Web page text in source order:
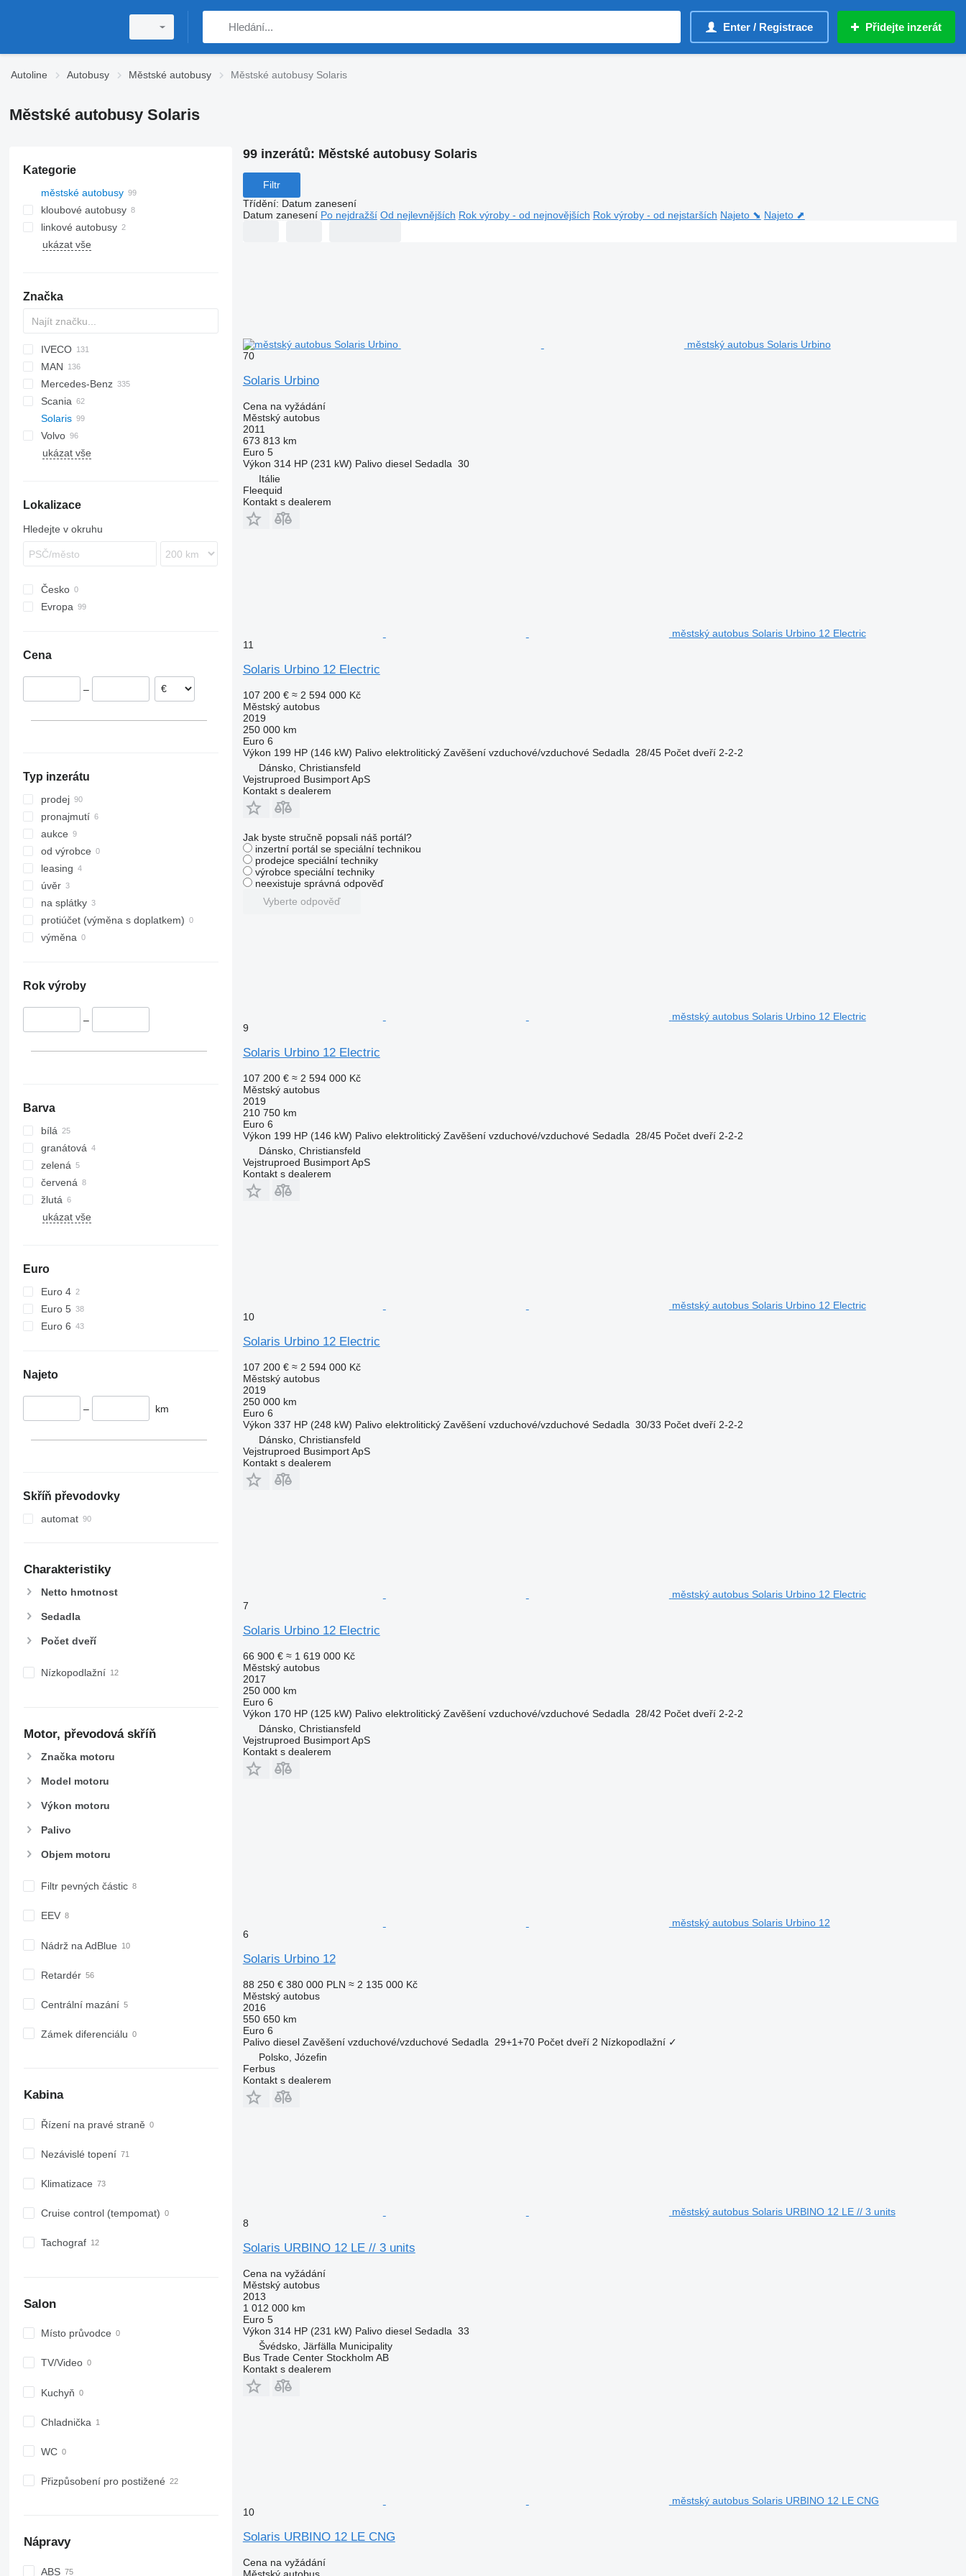
Enter / Registrace Přidejte inzerát
Autoline Autobusy Městské autobusy Městské autobusy Solaris
Městské autobusy Solaris
Kategorie
městské autobusy
kloubové autobusy
linkové autobusy
ukázat vše
Značka
Probus
IVECO
Crossway
Daily
Mobi
Wing
Ares
Citelis
Crossway
Recreo
I-series
Erga
Novo
XMQ
MAN
A-series
LE
Lion's series
NL series
TGE
203
206
Mercedes-Benz
Citaro
Conecto
Integro
Intouro
S-Class
Civilian
Navigo
Vectio
Master
Scania
Interlink
K-series
Vest
S-series
Solaris
Alpino
Urbino
MD
Tourmalin
Coaster
Ambassador
Ambassador
A-series
Crafter
Volvo
7700
8900
B-series
ukázat vše
Lokalizace
Hledejte v okruhu
Česko
Evropa
Litva
Švédsko
Cena
–
Typ inzerátu
prodej
pronajmutí
aukce
od výrobce
leasing
úvěr
na splátky
protiúčet (výměna s doplatkem)
výměna
Rok výroby
–
Barva
bílá
granátová
zelená
červená
žlutá
ukázat vše
Euro
Euro 4
Euro 5
Euro 6
Najeto
– km
Skříň převodovky
automat
Charakteristiky
Netto hmotnost
Sedadla
Počet dveří
Nízkopodlažní
Motor, převodová skříň
Značka motoru
Model motoru
Výkon motoru
Palivo
Objem motoru
Filtr pevných částic
EEV
Nádrž na AdBlue
Retardér
Centrální mazání
Zámek diferenciálu
Kabina
Řízení na pravé straně
Nezávislé topení
Klimatizace
Cruise control (tempomat)
Tachograf
Salon
Místo průvodce
TV/Video
Kuchyň
Chladnička
WC
Přizpůsobení pro postižené
Nápravy
ABS
99 inzerátů: Městské autobusy Solaris
Filtr
Třídění: Datum zanesení
Datum zanesení Po nejdražší Od nejlevnějších Rok výroby - od nejnovějších Rok výroby - od nejstarších Najeto ⬊ Najeto ⬈
městský autobus Solaris Urbino
70
Solaris Urbino
Cena na vyžádání
Městský autobus
2011
673 813 km
Euro 5
Výkon 314 HP (231 kW) Palivo diesel Sedadla 30
Itálie
Fleequid
Kontakt s dealerem
městský autobus Solaris Urbino 12 Electric
11
Solaris Urbino 12 Electric
107 200 € ≈ 2 594 000 Kč
Městský autobus
2019
250 000 km
Euro 6
Výkon 199 HP (146 kW) Palivo elektrolitický Zavěšení vzduchové/vzduchové Sedadla 28/45 Počet dveří 2-2-2
Dánsko, Christiansfeld
Vejstruproed Busimport ApS
Kontakt s dealerem
Jak byste stručně popsali náš portál?
inzertní portál se speciální technikou
prodejce speciální techniky
výrobce speciální techniky
neexistuje správná odpověď
Vyberte odpověď
městský autobus Solaris Urbino 12 Electric
9
Solaris Urbino 12 Electric
107 200 € ≈ 2 594 000 Kč
Městský autobus
2019
210 750 km
Euro 6
Výkon 199 HP (146 kW) Palivo elektrolitický Zavěšení vzduchové/vzduchové Sedadla 28/45 Počet dveří 2-2-2
Dánsko, Christiansfeld
Vejstruproed Busimport ApS
Kontakt s dealerem
městský autobus Solaris Urbino 12 Electric
10
Solaris Urbino 12 Electric
107 200 € ≈ 2 594 000 Kč
Městský autobus
2019
250 000 km
Euro 6
Výkon 337 HP (248 kW) Palivo elektrolitický Zavěšení vzduchové/vzduchové Sedadla 30/33 Počet dveří 2-2-2
Dánsko, Christiansfeld
Vejstruproed Busimport ApS
Kontakt s dealerem
městský autobus Solaris Urbino 12 Electric
7
Solaris Urbino 12 Electric
66 900 € ≈ 1 619 000 Kč
Městský autobus
2017
250 000 km
Euro 6
Výkon 170 HP (125 kW) Palivo elektrolitický Zavěšení vzduchové/vzduchové Sedadla 28/42 Počet dveří 2-2-2
Dánsko, Christiansfeld
Vejstruproed Busimport ApS
Kontakt s dealerem
městský autobus Solaris Urbino 12
6
Solaris Urbino 12
88 250 € 380 000 PLN ≈ 2 135 000 Kč
Městský autobus
2016
550 650 km
Euro 6
Palivo diesel Zavěšení vzduchové/vzduchové Sedadla 29+1+70 Počet dveří 2 Nízkopodlažní ✓
Polsko, Józefin
Ferbus
Kontakt s dealerem
městský autobus Solaris URBINO 12 LE // 3 units
8
Solaris URBINO 12 LE // 3 units
Cena na vyžádání
Městský autobus
2013
1 012 000 km
Euro 5
Výkon 314 HP (231 kW) Palivo diesel Sedadla 33
Švédsko, Järfälla Municipality
Bus Trade Center Stockholm AB
Kontakt s dealerem
městský autobus Solaris URBINO 12 LE CNG
10
Solaris URBINO 12 LE CNG
Cena na vyžádání
Městský autobus